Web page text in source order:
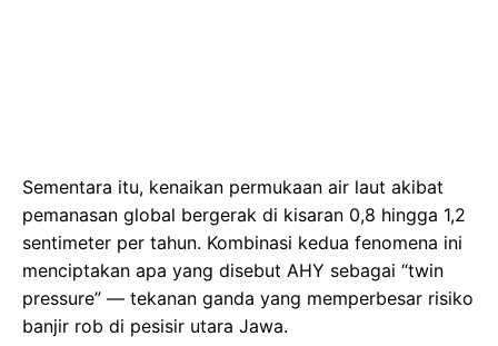
Sementara itu, kenaikan permukaan air laut akibat
pemanasan global bergerak di kisaran 0,8 hingga 1,2
sentimeter per tahun. Kombinasi kedua fenomena ini
menciptakan apa yang disebut AHY sebagai “twin
pressure” — tekanan ganda yang memperbesar risiko
banjir rob di pesisir utara Jawa.